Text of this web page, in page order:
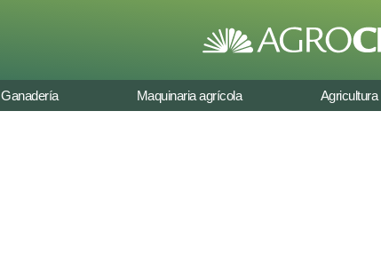
Ganadería Maquinaria agrícola Agricultura